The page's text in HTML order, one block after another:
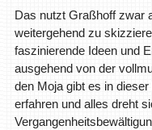
Das nutzt Graßhoff zwar
weitergehend zu
faszinierende Ideen und
ausgehend von der
den Moja gibt es in
erfahren und alles dreht